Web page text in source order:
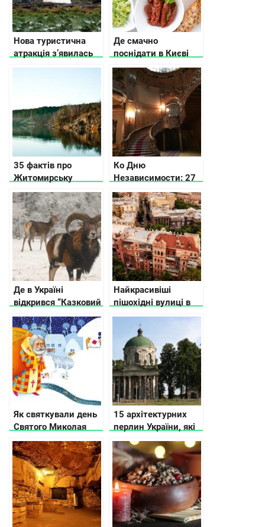
Нова туристична
атракція з’явилась
на Закарпатті –
Де смачно
поснідати в Києві
35 фактів про
Житомирську
область
Ко Дню
Независимости: 27
малоизвестных
жемчужин Украины
Де в Україні
відкрився “Казковий
ліс” з бабою Ягою та
звірами
Найкрасивіші
пішохідні вулиці в
різних містах
України
Як святкували день
Святого Миколая
наші прабабусі та
прадіди
15 архітектурних
перлин України, які
ще можна
врятувати (фото)